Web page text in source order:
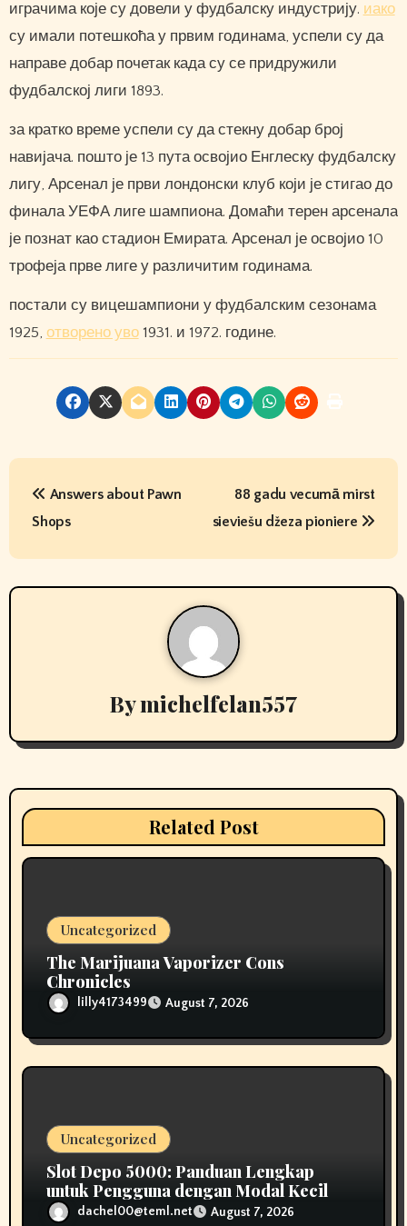
играчима које су довели у фудбалску индустрију. иако
су имали потешкоћа у првим годинама, успели су да
направе добар почетак када су се придружили
фудбалској лиги 1893.
за кратко време успели су да стекну добар број
навијача. пошто је 13 пута освојио Енглеску фудбалску
лигу, Арсенал је први лондонски клуб који је стигао до
финала УЕФА лиге шампиона. Домаћи терен арсенала
је познат као стадион Емирата. Арсенал је освојио 10
трофеја прве лиге у различитим годинама.
постали су вицешампиони у фудбалским сезонама
1925, отворено уво1931. и 1972. године.
P
s
t
i
a
Answers about Pawn
Shops
88 gadu vecumā mirst
sieviešu džeza pioniere
Bymichelfelan557
Related Post
Uncategorized
The Marijuana Vaporizer Cons
Chronicles
lilly4173499 August 7, 2026
Uncategorized
Slot Depo 5000: Panduan Lengkap
untuk Pengguna dengan Modal Kecil
dachel00@teml.net August 7, 2026